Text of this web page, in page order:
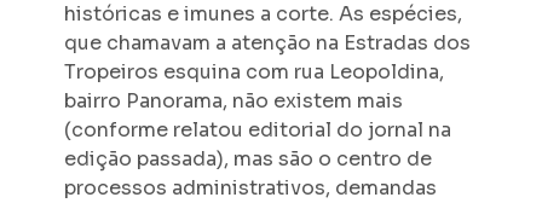
históricas e imunes a corte. As espécies,
que chamavam a atenção na Estradas dos
Tropeiros esquina com rua Leopoldina,
bairro Panorama, não existem mais
(conforme relatou editorial do jornal na
edição passada), mas são o centro de
processos administrativos, demandas